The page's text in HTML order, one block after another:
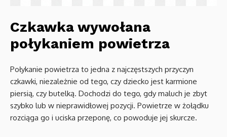
Czkawka wywołana
połykaniem powietrza
Połykanie powietrza to jedna z najczęstszych przyczyn
czkawki, niezależnie od tego, czy dziecko jest karmione
piersią, czy butelką. Dochodzi do tego, gdy maluch je zbyt
szybko lub w nieprawidłowej pozycji. Powietrze w żołądku
rozciąga go i uciska przeponę, co powoduje jej skurcze.